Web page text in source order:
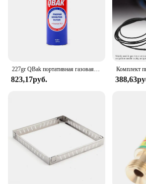
227gr QBak портативная газовая Бутановая лампа, совместимая с портативной кухонной горелкой, паяльными горелками, освещением для кемпинга
823,17руб.